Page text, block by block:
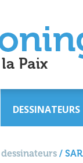
DESSINATEURS
/